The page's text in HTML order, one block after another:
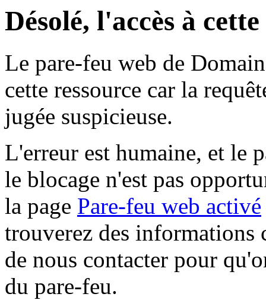
Désolé, l'accès à
Le pare-feu web de
cette ressource car la
jugée suspicieuse.
L'erreur est humaine, et le
le blocage n'est pas
la page Pare-feu web activé
trouverez des informations
de nous contacter pour
du pare-feu.